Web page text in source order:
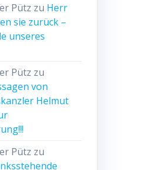
Pütz zu Herr
sie zurück –
unseres
Pütz zu
von
Helmut
Pütz zu